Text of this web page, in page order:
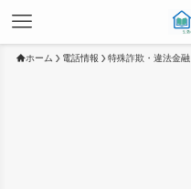
ホーム 電話情報 特殊詐欺・違法金融